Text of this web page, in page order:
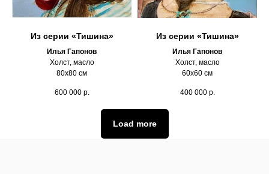
Из серии «Тишина»
Илья Гапонов
Холст, масло
80х80 см
600 000 р.
Из серии «Тишина»
Илья Гапонов
Холст, масло
60х60 см
400 000 р.
Load more